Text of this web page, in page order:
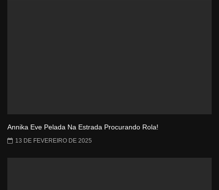
Annika Eve Pelada Na Estrada Procurando Rola!
13 DE FEVEREIRO DE 2025